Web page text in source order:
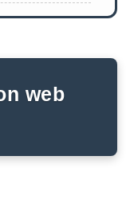
web